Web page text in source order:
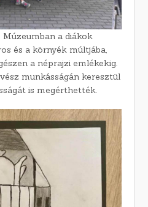
a diákok
és a környék múltjába,
a néprajzi emlékekig.
munkásságán keresztül
is megérthették.